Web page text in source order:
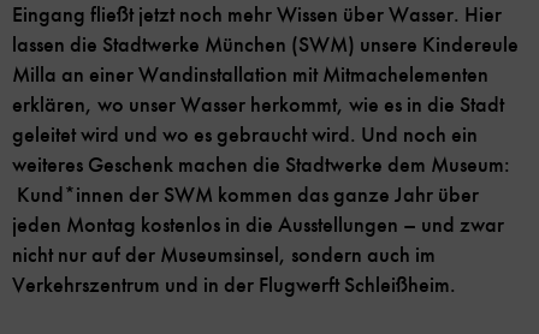
Eingang fließt jetzt noch mehr Wissen über Wasser. Hier
lassen die Stadtwerke München (SWM) unsere Kindereule
Milla an einer Wandinstallation mit Mitmachelementen
erklären, wo unser Wasser herkommt, wie es in die Stadt
geleitet wird und wo es gebraucht wird. Und noch ein
weiteres Geschenk machen die Stadtwerke dem Museum:
Kund*innen der SWM kommen das ganze Jahr über
jeden Montag kostenlos in die Ausstellungen – und zwar
nicht nur auf der Museumsinsel, sondern auch im
Verkehrszentrum und in der Flugwerft Schleißheim.